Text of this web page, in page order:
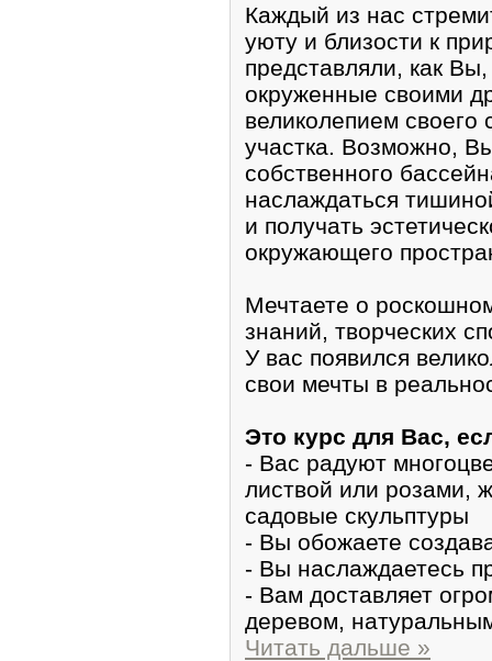
Каждый из нас
уюту и близости к
представляли, как
окруженные своими
великолепием своего
участка. Возможно,
собственного
наслаждаться
и получать
окружающего
Мечтаете о
знаний, творческих
У вас появился
свои мечты в
Это курс для Вас,
- Вас радуют
листвой или розами,
садовые скульптуры
- Вы обожаете
- Вы наслаждаетесь
- Вам доставляет
деревом,
Читать дальше »